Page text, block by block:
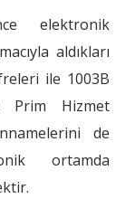
elektronik
aldıkları
ile 1003B
Prim Hizmet
de
ortamda